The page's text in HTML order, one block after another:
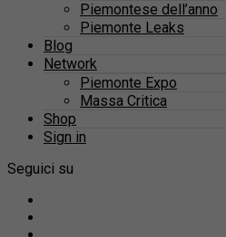
Piemontese dell’anno
Piemonte Leaks
Blog
Network
Piemonte Expo
Massa Critica
Shop
Sign in
Seguici su